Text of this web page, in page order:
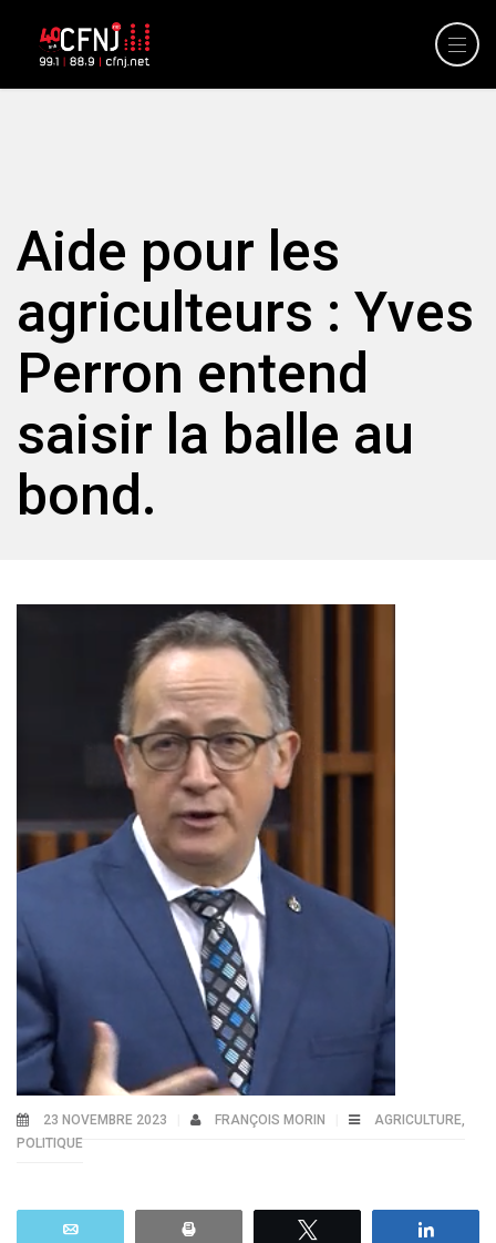
Aide pour les
agriculteurs : Yves
Perron entend
saisir la balle au
bond.
23 NOVEMBRE 2023 FRANÇOIS MORIN AGRICULTURE,
POLITIQUE